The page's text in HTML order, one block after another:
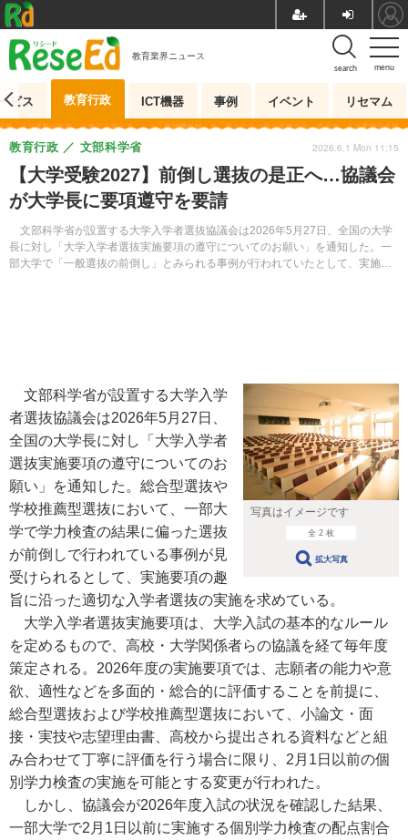
menu
search
教育業界ニュース
ビス 教育行政 ICT機器 事例 イベント リセマム
【大学受験2027】前倒し選抜の是正へ…協議会
が大学長に要項遵守を要請
文部科学省が設置する大学入学者選抜協議会は2026年5月27日、全国の大学
長に対し「大学入学者選抜実施要項の遵守についてのお願い」を通知した。一
部大学で「一般選抜の前倒し」とみられる事例が行われていたとして、実施要
教育行政 文部科学省 2026.6.1 Mon 11:15
写真はイメージです
全 2 枚
拡大写真
文部科学省が設置する大学入学
者選抜協議会は2026年5月27日、
全国の大学長に対し「大学入学者
選抜実施要項の遵守についてのお
願い」を通知した。総合型選抜や
学校推薦型選抜において、一部大
学で学力検査の結果に偏った選抜
が前倒しで行われている事例が見
受けられるとして、実施要項の趣
旨に沿った適切な入学者選抜の実施を求めている。
大学入学者選抜実施要項は、大学入試の基本的なルール
を定めるもので、高校・大学関係者らの協議を経て毎年度
策定される。2026年度の実施要項では、志願者の能力や意
欲、適性などを多面的・総合的に評価することを前提に、
総合型選抜および学校推薦型選抜において、小論文・面
接・実技や志望理由書、高校から提出される資料などと組
み合わせて丁寧に評価を行う場合に限り、2月1日以前の個
別学力検査の実施を可能とする変更が行われた。
しかし、協議会が2026年度入試の状況を確認した結果、
一部大学で2月1日以前に実施する個別学力検査の配点割合